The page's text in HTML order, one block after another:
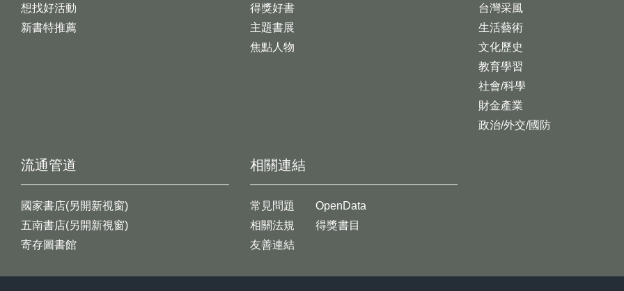
想找好活動
新書特推薦
台灣采風
生活藝術
文化歷史
教育學習
社會/科學
財金產業
政治/外交/國防
得獎好書
主題書展
焦點人物
流通管道
國家書店(另開新視窗)
五南書店(另開新視窗)
寄存圖書館
相關連結
常見問題
相關法規
友善連結
OpenData
得獎書目